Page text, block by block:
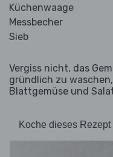
Küchenwaage
Messbecher
Sieb
Vergiss nicht, das
gründlich zu
Blattgemüse und
Koche dieses